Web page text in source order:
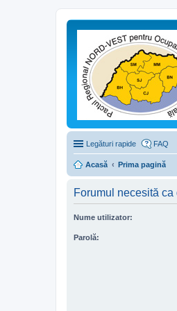
Legături rapide FAQ
Acasă Prima pagină
Forumul necesită
Nume utilizator:
Parolă: